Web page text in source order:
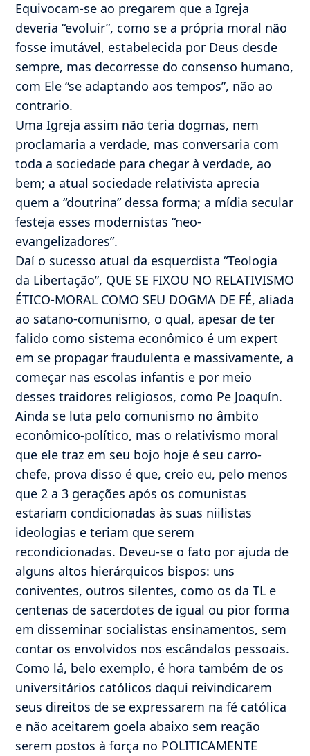
Equivocam-se ao pregarem que a Igreja
deveria “evoluir”, como se a própria moral não
fosse imutável, estabelecida por Deus desde
sempre, mas decorresse do consenso humano,
com Ele “se adaptando aos tempos”, não ao
contrario.
Uma Igreja assim não teria dogmas, nem
proclamaria a verdade, mas conversaria com
toda a sociedade para chegar à verdade, ao
bem; a atual sociedade relativista aprecia
quem a “doutrina” dessa forma; a mídia secular
festeja esses modernistas “neo-
evangelizadores”.
Daí o sucesso atual da esquerdista “Teologia
da Libertação”, QUE SE FIXOU NO RELATIVISMO
ÉTICO-MORAL COMO SEU DOGMA DE FÉ, aliada
ao satano-comunismo, o qual, apesar de ter
falido como sistema econômico é um expert
em se propagar fraudulenta e massivamente, a
começar nas escolas infantis e por meio
desses traidores religiosos, como Pe Joaquín.
Ainda se luta pelo comunismo no âmbito
econômico-político, mas o relativismo moral
que ele traz em seu bojo hoje é seu carro-
chefe, prova disso é que, creio eu, pelo menos
que 2 a 3 gerações após os comunistas
estariam condicionadas às suas niilistas
ideologias e teriam que serem
recondicionadas. Deveu-se o fato por ajuda de
alguns altos hierárquicos bispos: uns
coniventes, outros silentes, como os da TL e
centenas de sacerdotes de igual ou pior forma
em disseminar socialistas ensinamentos, sem
contar os envolvidos nos escândalos pessoais.
Como lá, belo exemplo, é hora também de os
universitários católicos daqui reivindicarem
seus direitos de se expressarem na fé católica
e não aceitarem goela abaixo sem reação
serem postos à força no POLITICAMENTE